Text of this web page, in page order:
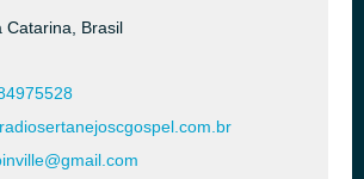
Catarina, Brasil